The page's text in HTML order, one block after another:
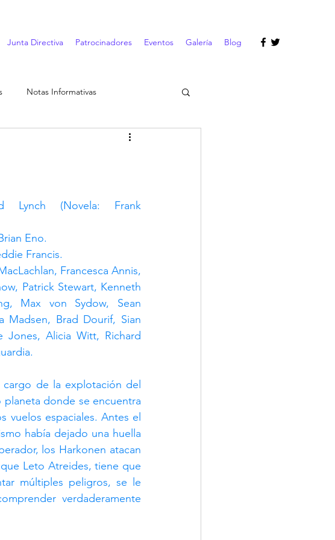
Junta Directiva Patrocinadores Eventos Galería Blog
Notas Informativas
Lynch (Novela: Frank
Eno.
Francis.
Francesca Annis,
Patrick Stewart, Kenneth
Max von Sydow, Sean
Madsen, Brad Dourif, Sian
Jones, Alicia Witt, Richard
de la explotación del
donde se encuentra
vuelos espaciales. Antes el
había dejado una huella
los Harkonen atacan
Leto Atreides, tiene que
múltiples peligros, se le
verdaderamente